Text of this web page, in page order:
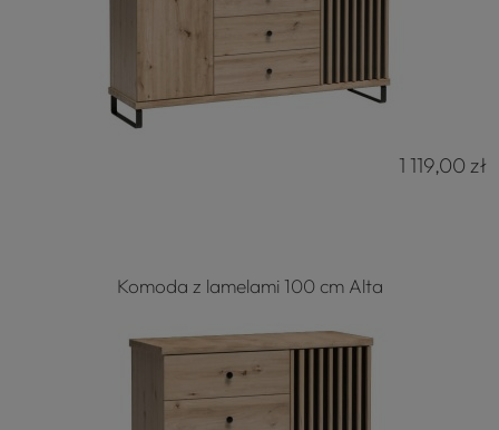
1 119,00 zł
Komoda z lamelami 100 cm Alta